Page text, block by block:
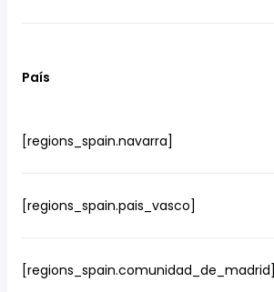
País
[regions_spain.navarra]
[regions_spain.pais_vasco]
[regions_spain.comunidad_de_madrid]